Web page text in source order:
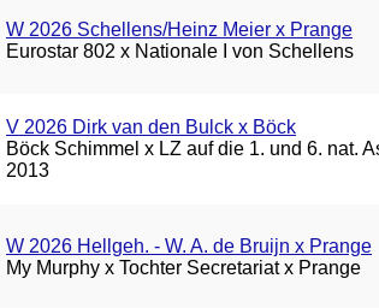
W 2026 Schellens/Heinz Meier x Prange
Eurostar 802 x Nationale I von Schellens
V 2026 Dirk van den Bulck x Böck
Böck Schimmel x LZ auf die 1. und 6. nat.
2013
W 2026 Hellgeh. - W. A. de Bruijn x Prange
My Murphy x Tochter Secretariat x Prange